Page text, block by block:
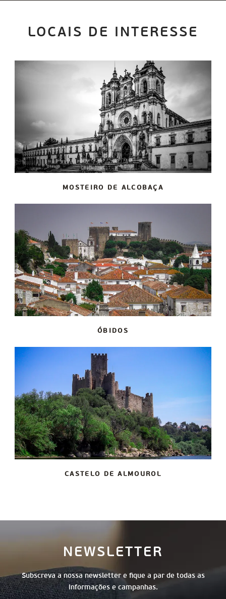
LOCAIS DE INTERESSE
MOSTEIRO DE ALCOBAÇA
ÓBIDOS
CASTELO DE ALMOUROL
NEWSLETTER
Subscreva a nossa newsletter e fique a par de todas as
informações e campanhas.